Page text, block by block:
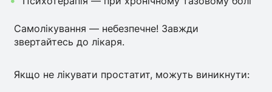
Самолікування — небезпечне! Завжди
звертайтесь до лікаря.
Якщо не лікувати простатит, можуть виникнути: